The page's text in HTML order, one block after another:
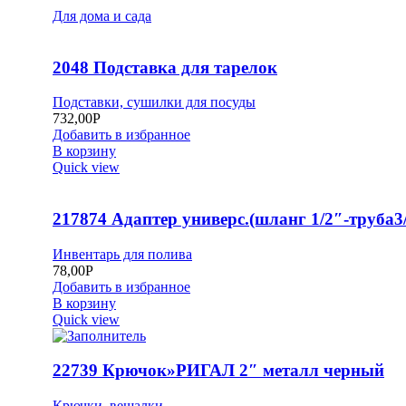
Для дома и сада
2048 Подставка для тарелок
Подставки, сушилки для посуды
732,00Р
Добавить в избранное
В корзину
Quick view
217874 Адаптер универс.(шланг 1/2″-
Инвентарь для полива
78,00Р
Добавить в избранное
В корзину
Quick view
22739 Крючок»РИГАЛ 2″ металл черный